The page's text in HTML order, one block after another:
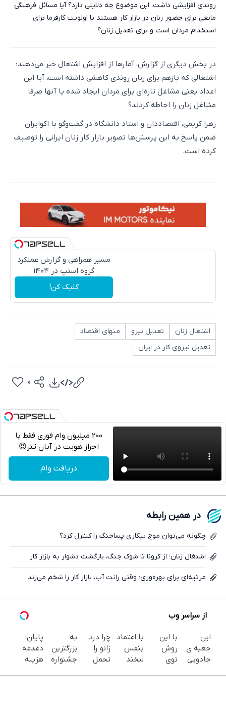
روندی افزایشی داشت. این موضوع چه دلایلی دارد؟ آیا مسائل فرهنگی
مانعی برای حضور زنان در بازار کار هستند یا اولویت کارفرما برای
استخدام مردان است و برای تعدیل زنان؟
در بخش دیگری از گزارش، آمارها از افزایش اشتغال خبر می‌دهند؛
اشتغالی که بازهم برای زنان روندی کاهشی داشته است، آیا این
اعداد یعنی مشاغل تازه‌ای برای مردان ایجاد شده یا آنها صرفا
مشاغل زنان را احاطه کردند؟
زهرا کریمی، اقتصاددان و استاد دانشگاه در گفت‌وگو با اکوایران
ضمن پاسخ به این پرسش‌ها تصویر بازار کار زنان ایرانی را توصیف
کرده است.
مسیر همراهی و گزارش عملکرد
گروه اسنپ در ۱۴۰۴
کلیک کن!
اشتغال زنان تعدیل نیرو
منهای اقتصاد
تعدیل نیروی کار در ایران
واتساپ
0
200 میلیون وام فوری فقط با
احراز هویت در آبان تتر😍
دریافت وام
در همین رابطه
چگونه می‌توان موج بیکاری پساجنگ را کنترل کرد؟
اشتغال زنان؛ از کرونا تا شوک جنگ، بازگشت دشوار به بازار کار
مرثیه‌ای برای بهره‌وری؛ وقتی رانت آب، بازار کار را شخم می‌زند
از سراسر وب
این
جعبه ی
جادویی
با این
روش
توی
با اعتماد
بنفس
لبخند
چرا درد
زانو را
تحمل
به
بزرگترین
جشنواره
پایان
دغدغه
هزینه